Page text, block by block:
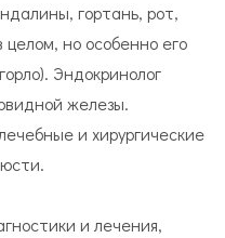
гортань, рот,
но особенно его
Эндокринолог
железы.
и хирургические
и лечения,